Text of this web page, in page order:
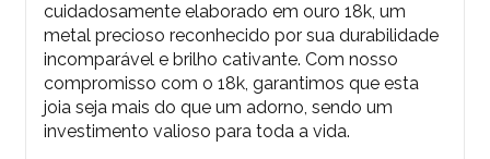
cuidadosamente elaborado em ouro 18k, um
metal precioso reconhecido por sua durabilidade
incomparável e brilho cativante. Com nosso
compromisso com o 18k, garantimos que esta
joia seja mais do que um adorno, sendo um
investimento valioso para toda a vida.